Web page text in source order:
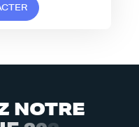
CTER
NOTRE